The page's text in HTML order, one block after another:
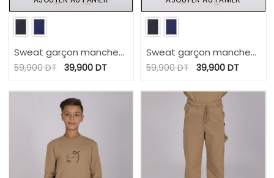
Sweat garçon manches
courtes délavé avec
59,900DT 39,900DT
Sweat garçon manches
courtes délavé avec
59,900DT 39,900 DT